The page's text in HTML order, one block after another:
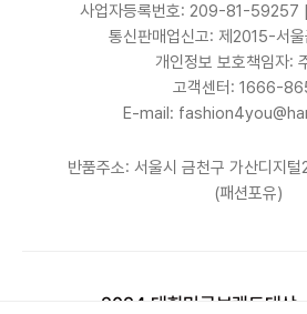
사업자등록번호: 209-81-59257
통신판매업신고: 제2015-서
개인정보 보호책임자:
고객센터: 1666-
E-mail:
반품주소: 서울시 금천구 가산디지
(패션포유)